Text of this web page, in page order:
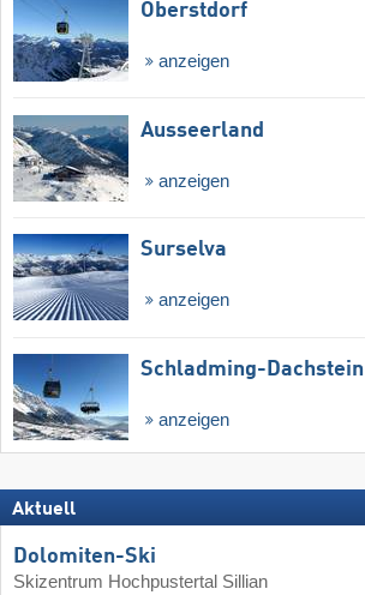
Oberstdorf
anzeigen
Ausseerland
anzeigen
Surselva
anzeigen
Schladming-Dachstein
anzeigen
Aktuell
Dolomiten-Ski
Skizentrum Hochpustertal Sillian